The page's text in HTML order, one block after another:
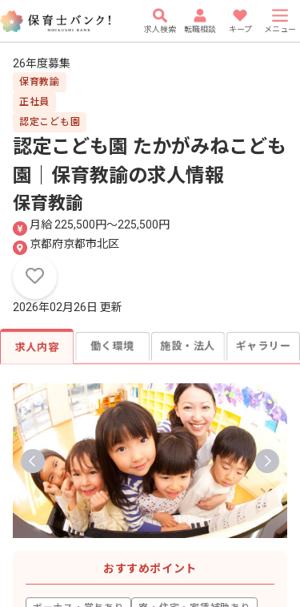
求人検索 転職相談 キープ メニュー
26年度募集
保育教諭
正社員
認定こども園
認定こども園 たかがみねこども
園｜保育教諭の求人情報
保育教諭
月給 225,500円〜225,500円
京都府京都市北区
2026年02月26日 更新
求人内容 働く環境 施設・法人 ギャラリー
おすすめポイント